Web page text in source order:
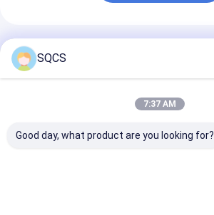
Sản Phẩm Khuyến Cáo
SQCS
7:37 AM
Good day, what product are you looking for?